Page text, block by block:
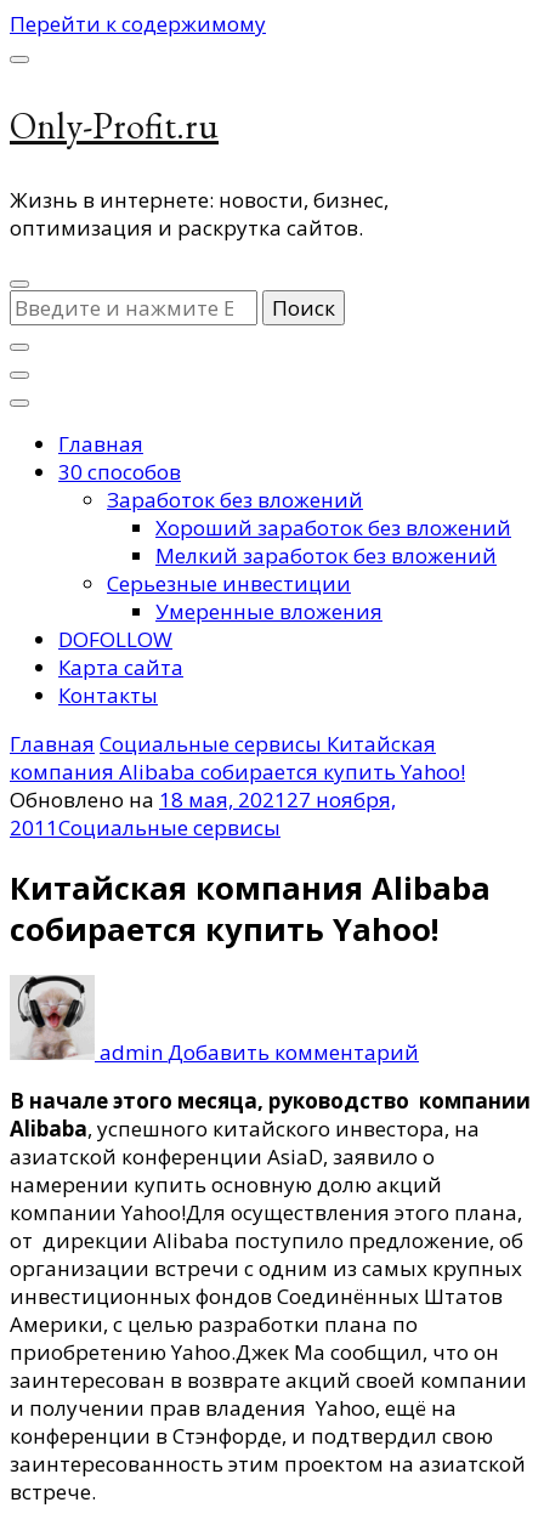
Перейти к содержимому
Only-Profit.ru
Жизнь в интернете: новости, бизнес,
оптимизация и раскрутка сайтов.
Ищите
что-
то?
Главная
30 способов
Заработок без вложений
Хороший заработок без вложений
Мелкий заработок без вложений
Серьезные инвестиции
Умеренные вложения
DOFOLLOW
Карта сайта
Контакты
Главная Социальные сервисы Китайская
компания Alibaba собирается купить Yahoo!
Обновлено на 18 мая, 202127 ноября,
2011Социальные сервисы
Китайская компания Alibaba
собирается купить Yahoo!
adminДобавить комментарий
компания
Alibaba
собирается
купить
Yahoo!
В начале этого месяца, руководство компании
Alibaba, успешного китайского инвестора, на
азиатской конференции AsiaD, заявило о
намерении купить основную долю акций
компании Yahoo!Для осуществления этого плана,
от дирекции Alibaba поступило предложение, об
организации встречи с одним из самых крупных
инвестиционных фондов Соединённых Штатов
Америки, с целью разработки плана по
приобретению Yahoo.Джек Ма сообщил, что он
заинтересован в возврате акций своей компании
и получении прав владения Yahoo, ещё на
конференции в Стэнфорде, и подтвердил свою
заинтересованность этим проектом на азиатской
встрече.